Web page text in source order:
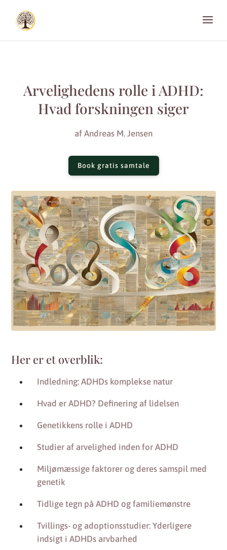
Arvelighedens rolle i ADHD:
Hvad forskningen siger
af Andreas M. Jensen
Book gratis samtale
Her er et overblik:
Indledning: ADHDs komplekse natur
Hvad er ADHD? Definering af lidelsen
Genetikkens rolle i ADHD
Studier af arvelighed inden for ADHD
Miljømæssige faktorer og deres samspil med
genetik
Tidlige tegn på ADHD og familiemønstre
Tvillings- og adoptionsstudier: Yderligere
indsigt i ADHDs arvbarhed